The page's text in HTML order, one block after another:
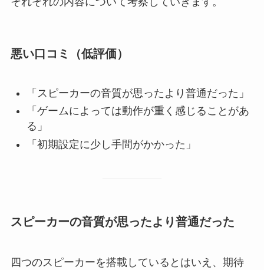
悪い口コミ（低評価）
「スピーカーの音質が思ったより普通だった」
「ゲームによっては動作が重く感じることがあ
る」
「初期設定に少し手間がかかった」
スピーカーの音質が思ったより普通だった
四つのスピーカーを搭載しているとはいえ、期待